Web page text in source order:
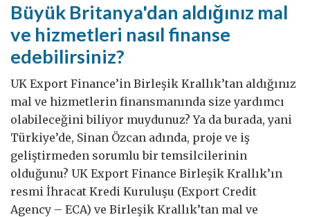
Büyük Britanya'dan aldığınız mal
ve hizmetleri nasıl finanse
edebilirsiniz?
UK Export Finance’in Birleşik Krallık’tan aldığınız
mal ve hizmetlerin finansmanında size yardımcı
olabileceğini biliyor muydunuz? Ya da burada, yani
Türkiye’de, Sinan Özcan adında, proje ve iş
geliştirmeden sorumlu bir temsilcilerinin
olduğunu? UK Export Finance Birleşik Krallık’ın
resmi İhracat Kredi Kuruluşu (Export Credit
Agency – ECA) ve Birleşik Krallık’tan mal ve